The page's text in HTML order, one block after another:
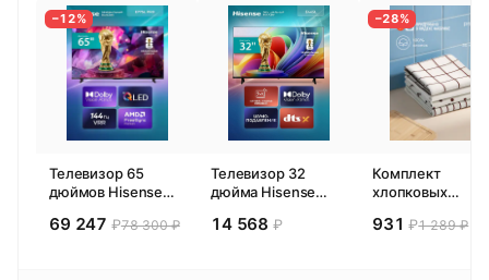
−12%
Телевизор 65
дюймов Hisense
(2026) Смарт ТВ
69 247 ₽78 300 ₽
Телевизор 32
дюйма Hisense
Смарт ТВ HD
14 568 ₽
−28%
Комплект
хлопковых
полотенец 4 шт,
931₽1 289 ₽